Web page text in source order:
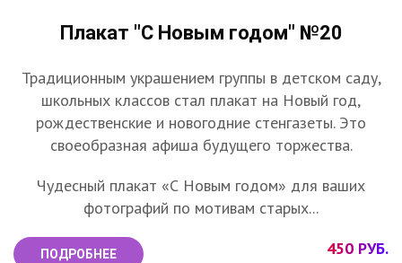
Плакат "С Новым годом" №20
Традиционным украшением группы в детском саду,
школьных классов стал плакат на Новый год,
рождественские и новогодние стенгазеты. Это
своеобразная афиша будущего торжества.
Чудесный плакат «С Новым годом» для ваших
фотографий по мотивам старых...
ПОДРОБНЕЕ 450 РУБ.